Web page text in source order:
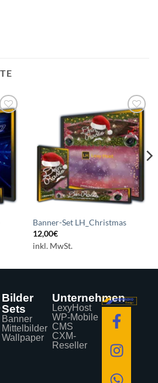
Auf die
Wunschliste
setzen
Banner-Set LH_Christmas
12,00€
inkl. MwSt.
Bilder
Sets
Banner
Mittelbilder
Wallpaper
Unternehmen
LexyHost
WP-Mobile
CMS
CXM-
Reseller